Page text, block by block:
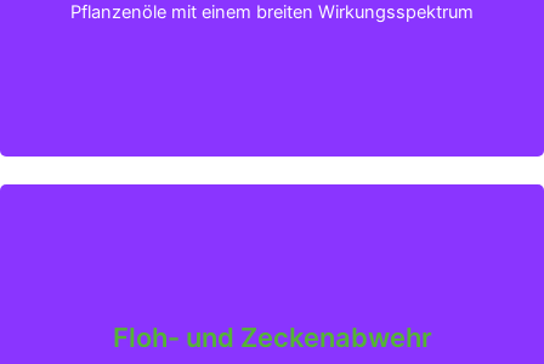
Pflanzenöle mit einem breiten Wirkungsspektrum
Floh- und Zeckenabwehr